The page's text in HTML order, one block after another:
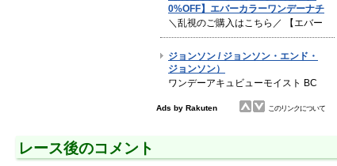
レース後のコメント